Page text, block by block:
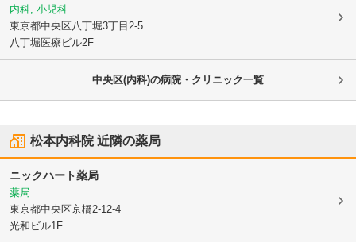
内科, 小児科
東京都中央区八丁堀3丁目2-5
八丁堀医療ビル2F
中央区(内科)の病院・クリニック一覧
松本内科院近隣の薬局
ニックハート薬局
薬局
東京都中央区京橋2-12-4
光和ビル1F